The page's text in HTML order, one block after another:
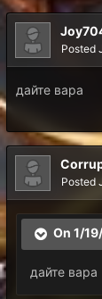
Posted
дайте вара
Posted
On 1/
дайте вара